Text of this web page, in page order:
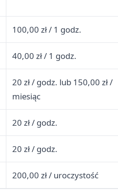
100,00 zł / 1 godz.
40,00 zł / 1 godz.
20 zł / godz. lub 150,00 zł /
miesiąc
20 zł / godz.
20 zł / godz.
200,00 zł / uroczystość